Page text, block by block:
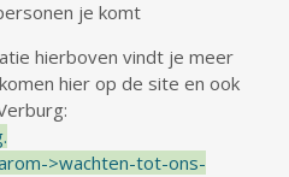
je komt
hierboven vindt je meer
hier op de site en ook
>wachten-tot-ons-